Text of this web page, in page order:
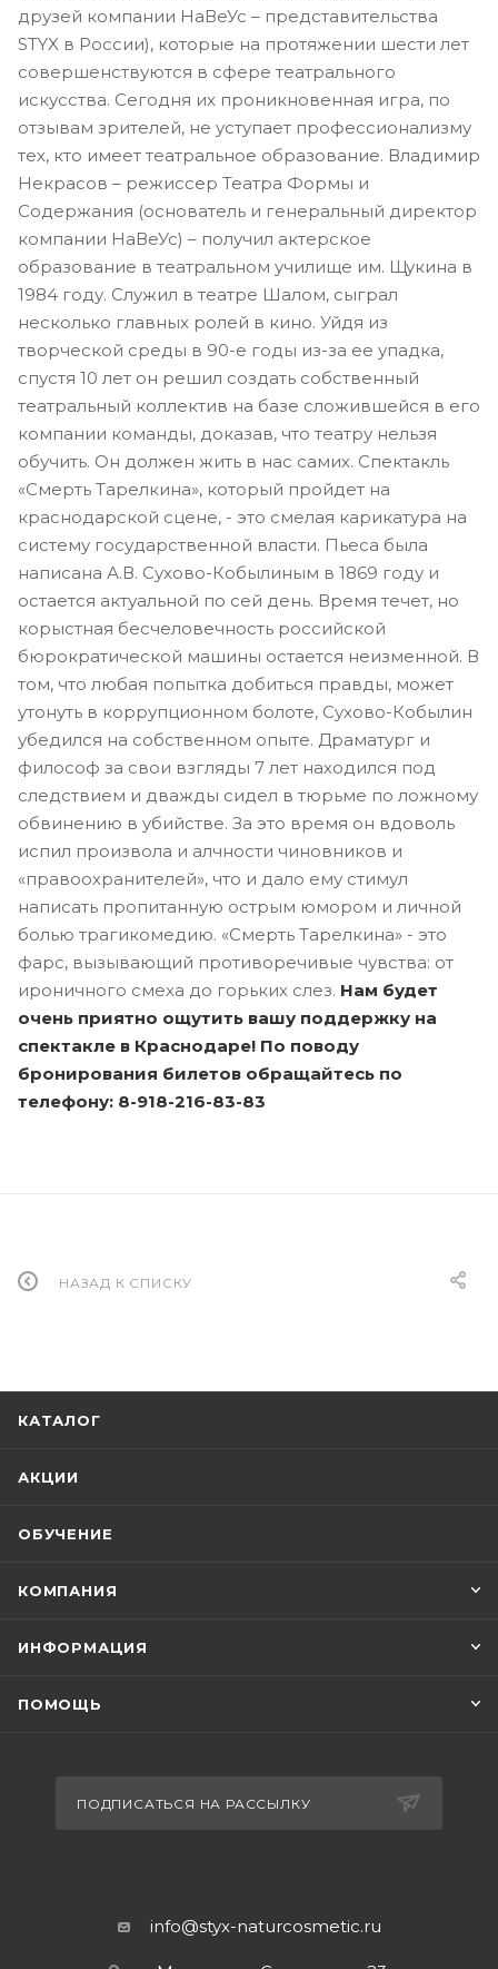
друзей компании НаВеУс – представительства
STYX в России), которые на протяжении шести лет
совершенствуются в сфере театрального
искусства. Сегодня их проникновенная игра, по
отзывам зрителей, не уступает профессионализму
тех, кто имеет театральное образование. Владимир
Некрасов – режиссер Театра Формы и
Содержания (основатель и генеральный директор
компании НаВеУс) – получил актерское
образование в театральном училище им. Щукина в
1984 году. Служил в театре Шалом, сыграл
несколько главных ролей в кино. Уйдя из
творческой среды в 90-е годы из-за ее упадка,
спустя 10 лет он решил создать собственный
театральный коллектив на базе сложившейся в его
компании команды, доказав, что театру нельзя
обучить. Он должен жить в нас самих. Спектакль
«Смерть Тарелкина», который пройдет на
краснодарской сцене, - это смелая карикатура на
систему государственной власти. Пьеса была
написана А.В. Сухово-Кобылиным в 1869 году и
остается актуальной по сей день. Время течет, но
корыстная бесчеловечность российской
бюрократической машины остается неизменной. В
том, что любая попытка добиться правды, может
утонуть в коррупционном болоте, Сухово-Кобылин
убедился на собственном опыте. Драматург и
философ за свои взгляды 7 лет находился под
следствием и дважды сидел в тюрьме по ложному
обвинению в убийстве. За это время он вдоволь
испил произвола и алчности чиновников и
«правоохранителей», что и дало ему стимул
написать пропитанную острым юмором и личной
болью трагикомедию. «Смерть Тарелкина» - это
фарс, вызывающий противоречивые чувства: от
ироничного смеха до горьких слез. Нам будет
очень приятно ощутить вашу поддержку на
спектакле в Краснодаре! По поводу
бронирования билетов обращайтесь по
телефону: 8-918-216-83-83
НАЗАД К СПИСКУ
КАТАЛОГ
АКЦИИ
ОБУЧЕНИЕ
КОМПАНИЯ
ИНФОРМАЦИЯ
ПОМОЩЬ
ПОДПИСАТЬСЯ НА РАССЫЛКУ
info@styx-naturcosmetic.ru